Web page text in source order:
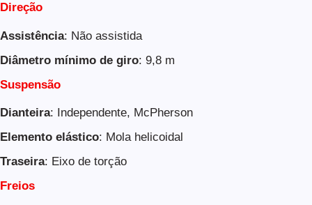
Direção
Assistência: Não assistida
Diâmetro mínimo de giro: 9,8 m
Suspensão
Dianteira: Independente, McPherson
Elemento elástico: Mola helicoidal
Traseira: Eixo de torção
Freios